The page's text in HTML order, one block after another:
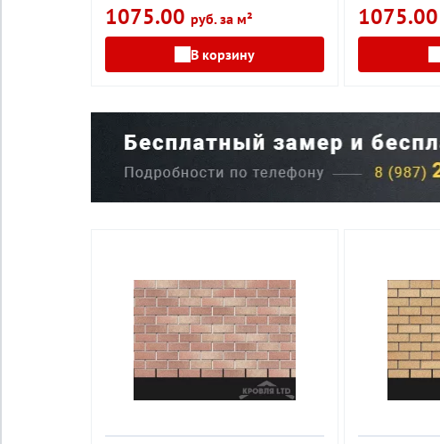
1075.00 руб. за м²
В корзину